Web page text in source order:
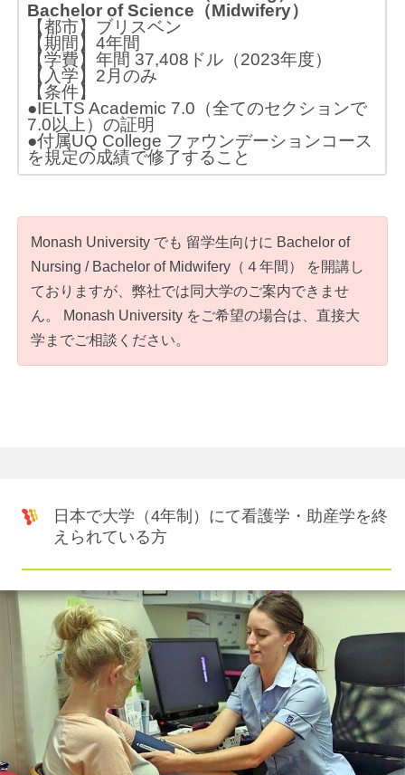
Bachelor of Science（Midwifery）
【都市】ブリスベン
【期間】4年間
【学費】年間 37,408ドル（2023年度）
【入学】2月のみ
【条件】
●IELTS Academic 7.0（全てのセクションで
7.0以上）の証明
●付属UQ College ファウンデーションコース
を規定の成績で修了すること
Monash University でも 留学生向けに Bachelor of
Nursing / Bachelor of Midwifery（４年間） を開講し
ておりますが、弊社では同大学のご案内できませ
ん。 Monash University をご希望の場合は、直接大
学までご相談ください。
日本で大学（4年制）にて看護学・助産学を終
えられている方